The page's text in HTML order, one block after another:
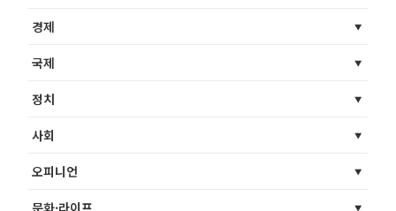
경제
국제
정치
사회
오피니언
문화·라이프